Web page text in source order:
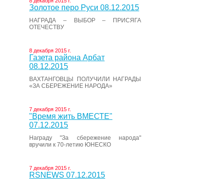
Золотое перо Руси 08.12.2015
НАГРАДА – ВЫБОР – ПРИСЯГА
ОТЕЧЕСТВУ
8 декабря 2015 г.
Газета района Арбат
08.12.2015
ВАХТАНГОВЦЫ ПОЛУЧИЛИ НАГРАДЫ
«ЗА СБЕРЕЖЕНИЕ НАРОДА»
7 декабря 2015 г.
"Время жить ВМЕСТЕ"
07.12.2015
Награду "За сбережение народа"
вручили к 70-летию ЮНЕСКО
7 декабря 2015 г.
RSNEWS 07.12.2015